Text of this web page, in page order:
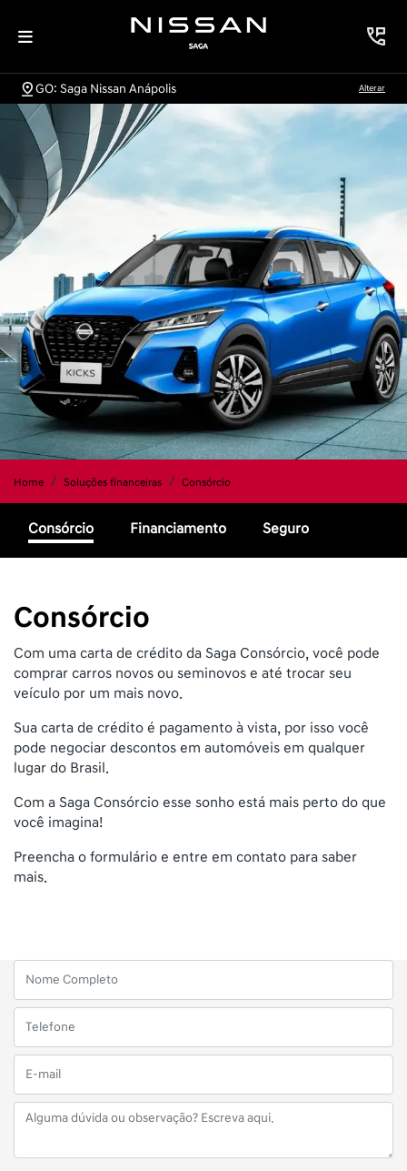
GO: Saga Nissan Anápolis Alterar
Home Soluções financeiras Consórcio
Consórcio Financiamento Seguro
Consórcio
Com uma carta de crédito da Saga Consórcio, você pode
comprar carros novos ou seminovos e até trocar seu
veículo por um mais novo.
Sua carta de crédito é pagamento à vista, por isso você
pode negociar descontos em automóveis em qualquer
lugar do Brasil.
Com a Saga Consórcio esse sonho está mais perto do que
você imagina!
Preencha o formulário e entre em contato para saber
mais.